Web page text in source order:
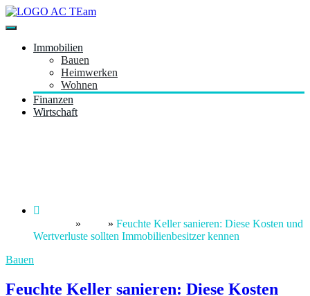
Zum
Inhalt
acteam.de
Immobilien
Bauen
Heimwerken
Wohnen
Finanzen
Wirtschaft
» » Feuchte Keller sanieren: Diese Kosten und
Wertverluste sollten Immobilienbesitzer kennen
Bauen
Feuchte Keller sanieren: Diese Kosten